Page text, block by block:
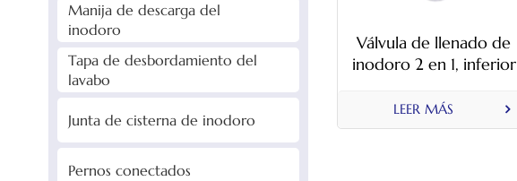
Manija de descarga del
inodoro
Tapa de desbordamiento del
lavabo
Junta de cisterna de inodoro
Pernos conectados
Válvula de llenado de
inodoro 2 en 1, inferior
LEER MÁS